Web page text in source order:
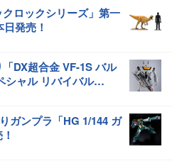
ロックシリーズ」第一
発売！
DX超合金 VF-1S バル
シャル リバイバル
ガンプラ「HG 1/144 ガ